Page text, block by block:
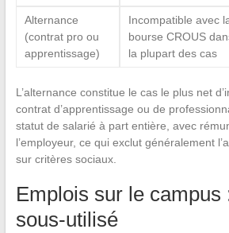
Alternance
(contrat pro ou
apprentissage)
Incompatible avec
bourse CROUS
la plupart des cas
L’alternance constitue le cas le plus net
contrat d’apprentissage ou de
statut de salarié à part entière, avec
l’employeur, ce qui exclut généralement
sur critères sociaux.
Emplois sur le campus
sous-utilisé